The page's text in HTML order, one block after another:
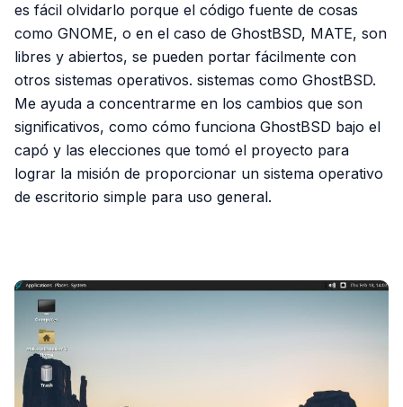
es fácil olvidarlo porque el código fuente de cosas
como GNOME, o en el caso de GhostBSD, MATE, son
libres y abiertos, se pueden portar fácilmente con
otros sistemas operativos. sistemas como GhostBSD.
Me ayuda a concentrarme en los cambios que son
significativos, como cómo funciona GhostBSD bajo el
capó y las elecciones que tomó el proyecto para
lograr la misión de proporcionar un sistema operativo
de escritorio simple para uso general.